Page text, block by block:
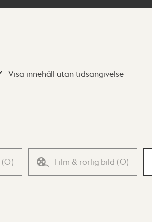
Visa innehåll utan tidsangivelse
(0) Film & rörlig bild (0)